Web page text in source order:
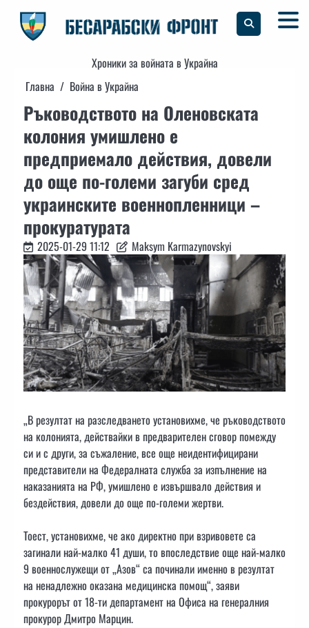
content
Хроники за войната в Украйна
Главна
Война в Украйна
Ръководството на Оленовската
колония умишлено е
предприемало действия, довели
до още по-големи загуби сред
украинските военнопленници –
прокуратурата
2025-01-29 11:12 Maksym Karmazynovskyi
„В резултат на разследването установихме, че ръководството
на колонията, действайки в предварителен сговор помежду
си и с други, за съжаление, все още неидентифицирани
представители на Федералната служба за изпълнение на
наказанията на РФ, умишлено е извършвало действия и
бездействия, довели до още по-големи жертви.
Тоест, установихме, че ако директно при взривовете са
загинали най-малко 41 души, то впоследствие още най-малко
9 военнослужещи от „Азов“ са починали именно в резултат
на ненадлежно оказана медицинска помощ“, заяви
прокурорът от 18-ти департамент на Офиса на генералния
прокурор Дмитро Марцин.